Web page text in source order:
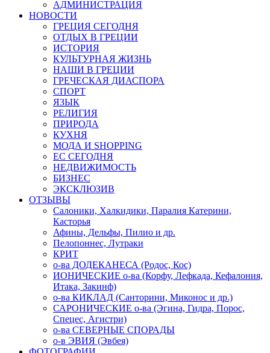
АДМИНИСТРАЦИЯ
НОВОСТИ
ГРЕЦИЯ СЕГОДНЯ
ОТДЫХ В ГРЕЦИИ
ИСТОРИЯ
КУЛЬТУРНАЯ ЖИЗНЬ
НАШИ В ГРЕЦИИ
ГРЕЧЕСКАЯ ДИАСПОРА
СПОРТ
ЯЗЫК
РЕЛИГИЯ
ПРИРОДА
КУХНЯ
МОДА И SHOPPING
ЕС СЕГОДНЯ
НЕДВИЖИМОСТЬ
БИЗНЕС
ЭКСКЛЮЗИВ
ОТЗЫВЫ
Салоники, Халкидики, Паралия Катерини,
Касторья
Афины, Дельфы, Пилио и др.
Пелопоннес, Лутраки
КРИТ
о-ва ДОДЕКАНЕСА (Родос, Кос)
ИОНИЧЕСКИЕ о-ва (Корфу, Лефкада, Кефалония,
Итака, Закинф)
о-ва КИКЛАД (Санторини, Миконос и др.)
САРОНИЧЕСКИЕ о-ва (Эгина, Гидра, Порос,
Спецес, Агистри)
о-ва СЕВЕРНЫЕ СПОРАДЫ
о-в ЭВИЯ (Эвбея)